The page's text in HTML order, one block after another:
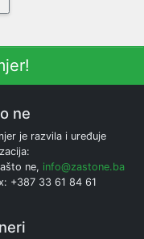
ne
je razvila i uređuje
ne, info@zastone.ba
+387 33 61 84 61